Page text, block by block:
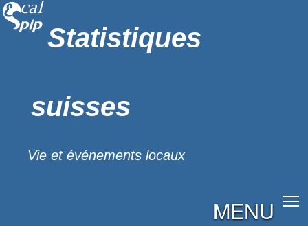
Statistiques
suisses
Vie et événements locaux
MENU